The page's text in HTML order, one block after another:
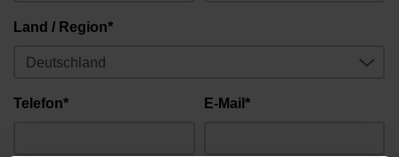
Land / Region*
Telefon* E-Mail*